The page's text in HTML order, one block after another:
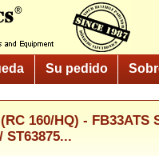
Su pedido
160/HQ) - FB33ATS
ST63875...